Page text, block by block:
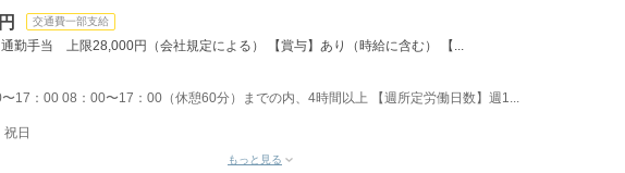
交通費一部支給
通勤手当 上限28,000円（会社規定による） 【賞与】あり（時給に含む） 【...
17：00 08：00〜17：00（休憩60分）までの内、4時間以上 【週所定労働日数】週1...
日
もっと見る